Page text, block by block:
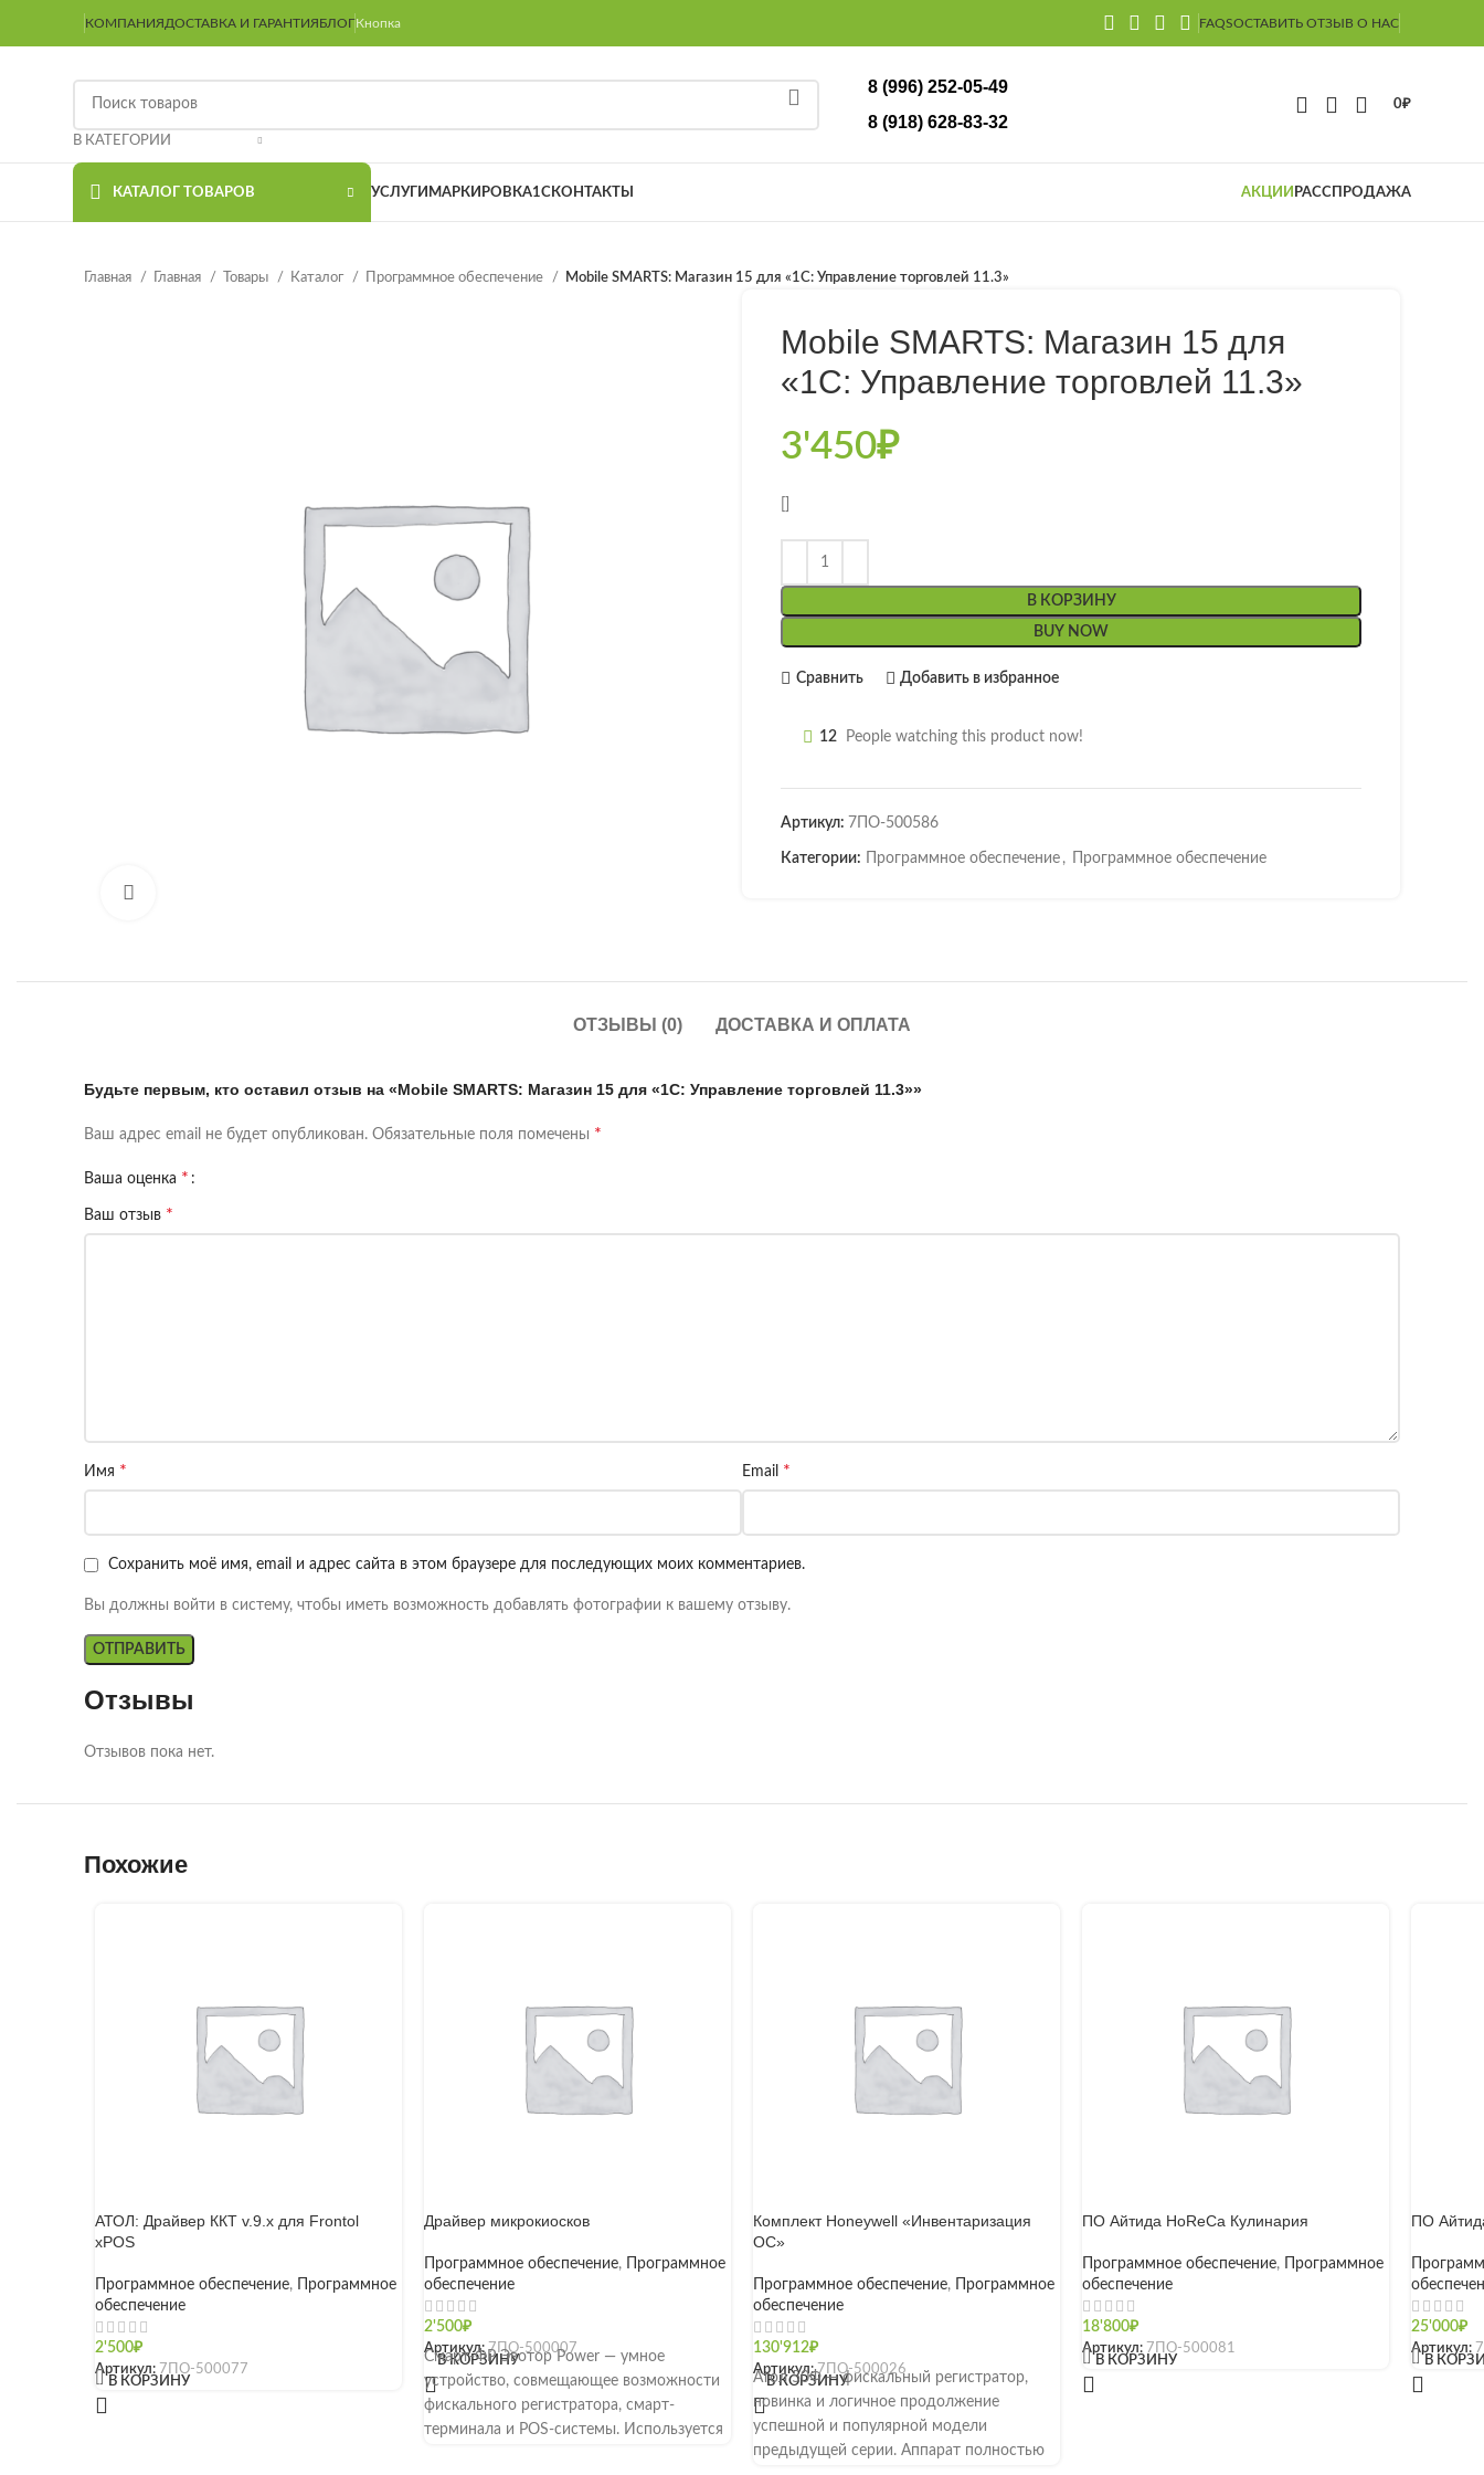
КОМПАНИЯДОСТАВКА И ГАРАНТИЯБЛОГКнопка FAQSОСТАВИТЬ ОТЗЫВ О НАС
В КАТЕГОРИИ
8 (996) 252-05-49
8 (918) 628-83-32
0₽
КАТАЛОГ ТОВАРОВ УСЛУГИ МАРКИРОВКА1СКОНТАКТЫ АКЦИИ РАССПРОДАЖА
Главная Главная Товары Каталог Программное обеспечение Mobile SMARTS: Магазин 15 для «1С: Управление торговлей 11.3»
Mobile SMARTS: Магазин 15 для
«1С: Управление торговлей 11.3»
3'450₽
В КОРЗИНУ
BUY NOW
Сравнить Добавить в избранное
12 People watching this product now!
Артикул: 7ПО-500586
Категории: Программное обеспечение , Программное обеспечение
ОТЗЫВЫ (0) ДОСТАВКА И ОПЛАТА
Отзывы
Отзывов пока нет.
Будьте первым, кто оставил отзыв на «Mobile SMARTS: Магазин 15 для «1С: Управление торговлей 11.3»»
Ваш адрес email не будет опубликован. Обязательные поля помечены *
Ваша оценка *
Ваш отзыв *
Имя * Email *
Сохранить моё имя, email и адрес сайта в этом браузере для последующих моих комментариев.
Вы должны войти в систему, чтобы иметь возможность добавлять фотографии к вашему отзыву.
Похожие
АТОЛ: Драйвер ККТ v.9.x для Frontol
xPOS
Программное обеспечение,
Программное
обеспечение
2'500₽
В КОРЗИНУ
Артикул: 7ПО-500077
[]
Драйвер микрокиосков
Программное обеспечение,
Программное
обеспечение
2'500₽
В КОРЗИНУ
Артикул:7ПО-500007
Смарт-ФР Эвотор Power — умное
устройство, совмещающее возможности
фискального регистратора, смарт-
терминала и POS-системы. Используется
Комплект Honeywell «Инвентаризация
ОС»
Программное обеспечение,
Программное
обеспечение
130'912₽
В КОРЗИНУ
Артикул:7ПО-500026
Атол 50Ф — фискальный регистратор,
новинка и логичное продолжение
успешной и популярной модели
предыдущей серии. Аппарат полностью
ПО Айтида HoReCa Кулинария
Программное обеспечение,
Программное
обеспечение
18'800₽
В КОРЗИНУ
Артикул: 7ПО-500081
[]
ПО
25'000₽
В
Артикул:
[]